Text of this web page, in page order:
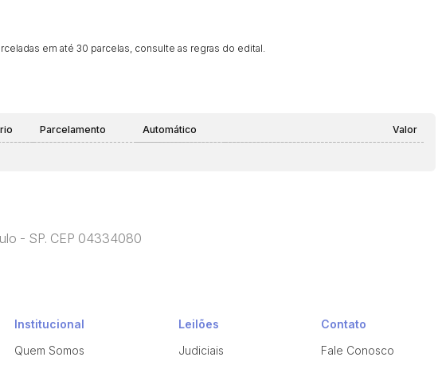
em até 30 parcelas, consulte as regras do edital.
Parcelamento Automático Valor
- SP. CEP 04334080
Institucional
Quem Somos
Leilões
Judiciais
Contato
Fale Conosco